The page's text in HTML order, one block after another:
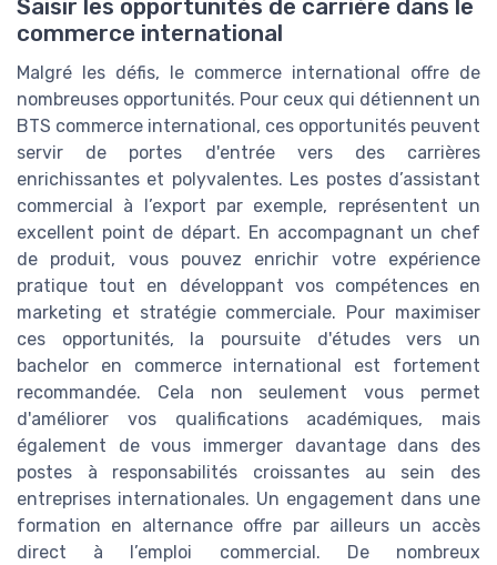
Saisir les opportunités de carrière dans le
commerce international
Malgré les défis, le commerce international offre de
nombreuses opportunités. Pour ceux qui détiennent un
BTS commerce international, ces opportunités peuvent
servir de portes d'entrée vers des carrières
enrichissantes et polyvalentes. Les postes d’assistant
commercial à l’export par exemple, représentent un
excellent point de départ. En accompagnant un chef
de produit, vous pouvez enrichir votre expérience
pratique tout en développant vos compétences en
marketing et stratégie commerciale. Pour maximiser
ces opportunités, la poursuite d'études vers un
bachelor en commerce international est fortement
recommandée. Cela non seulement vous permet
d'améliorer vos qualifications académiques, mais
également de vous immerger davantage dans des
postes à responsabilités croissantes au sein des
entreprises internationales. Un engagement dans une
formation en alternance offre par ailleurs un accès
direct à l’emploi commercial. De nombreux